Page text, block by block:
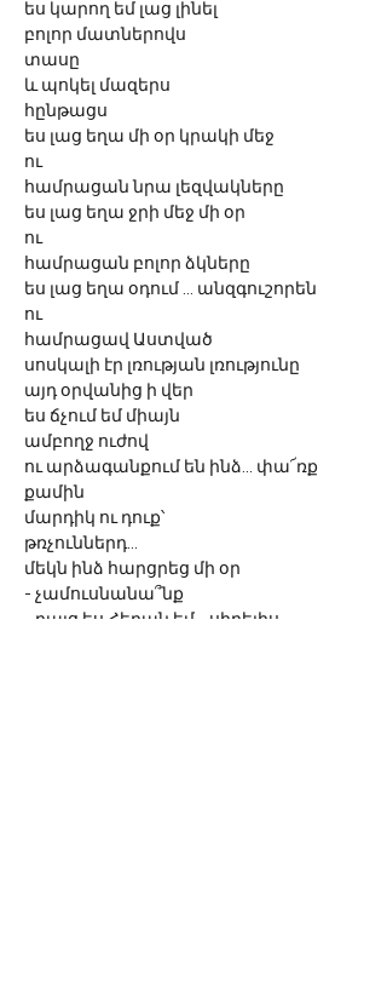
ես կարող եմ լաց լինել
բոլոր մատներովս
տասը
և պոկել մազերս
հընթացս
ես լաց եղա մի օր կրակի մեջ
ու
համրացան նրա լեզվակները
ես լաց եղա ջրի մեջ մի օր
ու
համրացան բոլոր ձկները
ես լաց եղա օդում ... անզգուշորեն
ու
համրացավ Աստված
սոսկալի էր լռության լռությունը
այդ օրվանից ի վեր
ես ճչում եմ միայն
ամբողջ ուժով
ու արձագանքում են ինձ... փա՜ռք
քամին
մարդիկ ու դուք՝
թռչուններդ...
մեկն ինձ հարցրեց մի օր
- չամուսնանա՞նք
- բայց ես Հերան եմ... սիրելիս...